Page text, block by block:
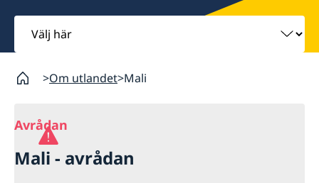
Välj
här
Om utlandet Mali
Avrådan
Mali - avrådan